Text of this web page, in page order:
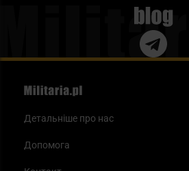
Blog
Детальніше про нас
Допомога